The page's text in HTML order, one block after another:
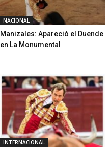
NACIONAL
Manizales: Apareció el Duende
en La Monumental
INTERNACIONAL